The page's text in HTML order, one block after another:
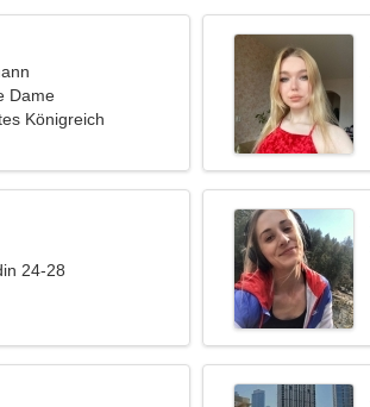
Dame
Königreich
24-28